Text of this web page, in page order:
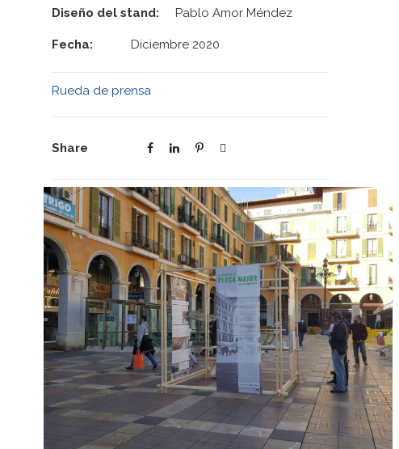
Diseño del stand: Pablo Amor Méndez
Fecha: Diciembre 2020
Rueda de prensa
Share